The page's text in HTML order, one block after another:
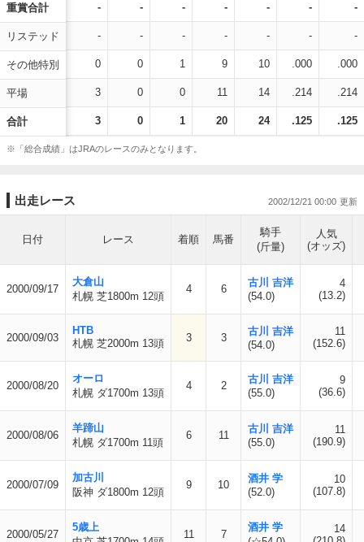
重賞合計
リステッド
その他特別
平場
合計
- - - - - - -
- - - - - - -
0 0 1 9 10 .000 .000
3 0 0 11 14 .214 .214
3 0 1 20 24 .125 .125
※「総合成績」はJRAのレースのみとなります。
出走レース 2002/12/21 00:00
日付 レース 着順 馬番
騎手
(斤量)
人気
(オッズ)
2000/09/17
大倉山
札幌 芝1800m 12頭
4 6
古川 吉洋
(54.0)
4
(13.2)
2000/09/03
HTB
札幌 芝2000m 13頭
3 3
古川 吉洋
(54.0)
11
(152.6)
2000/08/20
オーロ
札幌 ダ1700m 13頭
4 2
古川 吉洋
(55.0)
9
(36.6)
2000/08/06
羊蹄山
札幌 ダ1700m 11頭
6 11
古川 吉洋
(55.0)
11
(190.9)
2000/07/09
加古川
阪神 ダ1800m 12頭
9 10
酒井 学
(52.0)
10
(107.8)
2000/05/27
5歳上
11 7
酒井 学
14